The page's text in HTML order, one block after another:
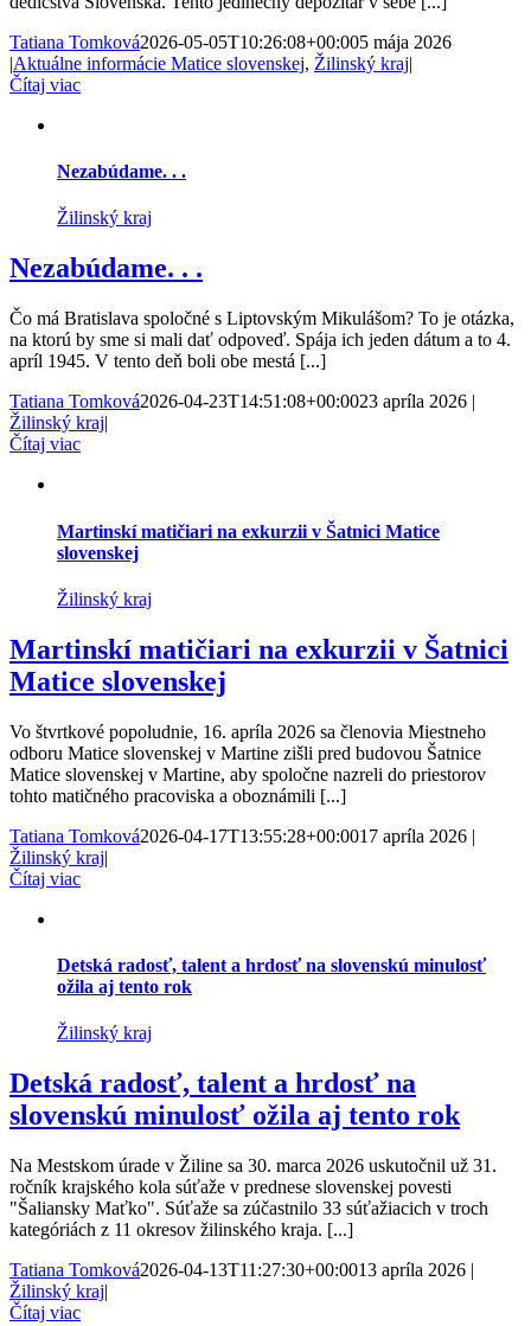
Tatiana Tomková2026-05-05T10:26:08+00:005 mája 2026
|Aktuálne informácie Matice slovenskej, Žilinský kraj|
Čítaj viac
Nezabúdame. . .
Žilinský kraj
Nezabúdame. . .
Čo má Bratislava spoločné s Liptovským Mikulášom? To je otázka,
na ktorú by sme si mali dať odpoveď. Spája ich jeden dátum a to 4.
apríl 1945. V tento deň boli obe mestá [...]
Tatiana Tomková2026-04-23T14:51:08+00:0023 apríla 2026 |
Žilinský kraj|
Čítaj viac
Martinskí matičiari na exkurzii v Šatnici Matice
slovenskej
Žilinský kraj
Martinskí matičiari na exkurzii v Šatnici
Matice slovenskej
Vo štvrtkové popoludnie, 16. apríla 2026 sa členovia Miestneho
odboru Matice slovenskej v Martine zišli pred budovou Šatnice
Matice slovenskej v Martine, aby spoločne nazreli do priestorov
tohto matičného pracoviska a oboznámili [...]
Tatiana Tomková2026-04-17T13:55:28+00:0017 apríla 2026 |
Žilinský kraj|
Čítaj viac
Detská radosť, talent a hrdosť na slovenskú minulosť
ožila aj tento rok
Žilinský kraj
Detská radosť, talent a hrdosť na
slovenskú minulosť ožila aj tento rok
Na Mestskom úrade v Žiline sa 30. marca 2026 uskutočnil už 31.
ročník krajského kola súťaže v prednese slovenskej povesti
"Šaliansky Maťko". Súťaže sa zúčastnilo 33 súťažiacich v troch
kategóriách z 11 okresov žilinského kraja. [...]
Tatiana Tomková2026-04-13T11:27:30+00:0013 apríla 2026 |
Žilinský kraj|
Čítaj viac